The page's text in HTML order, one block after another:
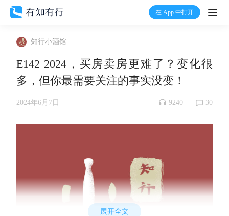
在 App 中打开
打
有知
加入我们
知行小酒馆
E142 2024，买房卖房更难了？变化很
多，但你最需要关注的事实没变！
2024年6月7日 9240 30
展开全文